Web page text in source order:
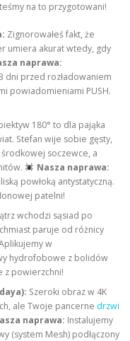
na to przygotowani!
Zignorowałeś fakt, że
umiera akurat wtedy, gdy
naprawa:
dni przed rozładowaniem
powiadomieniami PUSH.
180° to dla pająka
Stefan wije sobie gęsty,
soczewce, a
Nasza naprawa:
powłoką antystatyczną.
patelni!
wchodzi sąsiad po
paruje od różnicy
w
hydrofobowe z bolidów
z powierzchni!
Szeroki obraz w 4K
ale Twoje pancerne drzwi
naprawa: Instalujemy
(system Mesh) podłączony